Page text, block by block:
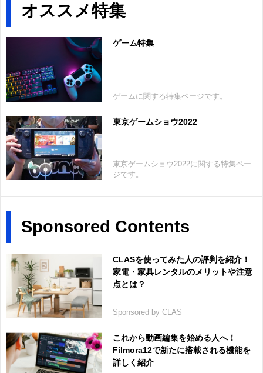
オススメ特集
ゲーム特集
ゲームに関する特集ページです。
東京ゲームショウ2022
東京ゲームショウ2022に関する特集ペー
ジです。
Sponsored Contents
CLASを使ってみた人の評判を紹介！
家電・家具レンタルのメリットや注意
点とは？
Sponsored by CLAS
これから動画編集を始める人へ！
Filmora12で新たに搭載される機能を
詳しく紹介